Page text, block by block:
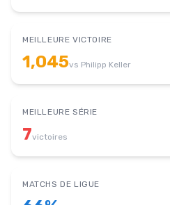
MEILLEURE VICTOIRE
1,045vs Philipp Keller
MEILLEURE SÉRIE
7victoires
MATCHS DE LIGUE